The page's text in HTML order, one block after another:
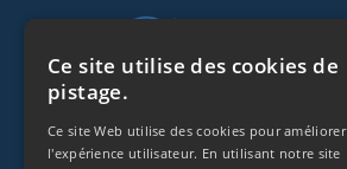
44 rue de Lisbonne
75008Paris
Ce site utilise des cookies de
pistage.
Ce site Web utilise des cookies pour améliorer
l'expérience utilisateur. En utilisant notre site